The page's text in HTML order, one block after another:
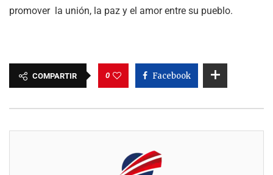
promover la unión, la paz y el amor entre su pueblo.
COMPARTIR 0 Facebook